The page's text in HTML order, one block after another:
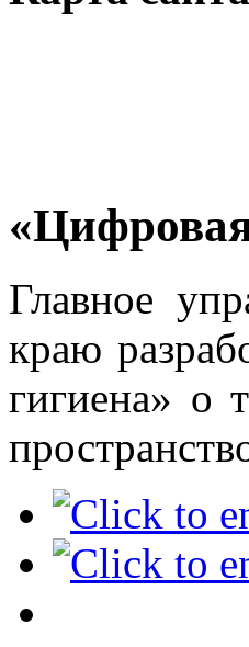
Главное
краю
гигиена» о